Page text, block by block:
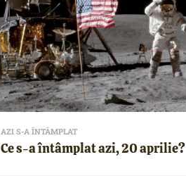
AZI S-A ÎNTÂMPLAT
Ce s-a întâmplat azi, 20 aprilie?